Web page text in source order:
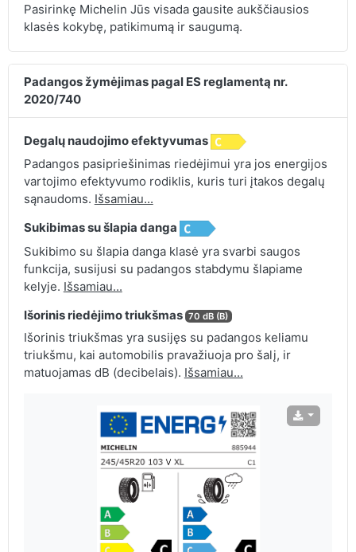
Pasirinkę Michelin Jūs visada gausite aukščiausios
klasės kokybę, patikimumą ir saugumą.
Padangos žymėjimas pagal ES reglamentą nr.
2020/740
Degalų naudojimo efektyvumas
Padangos pasipriešinimas riedėjimui yra jos energijos
vartojimo efektyvumo rodiklis, kuris turi įtakos degalų
sąnaudoms. Išsamiau...
Sukibimas su šlapia danga
Sukibimo su šlapia danga klasė yra svarbi saugos
funkcija, susijusi su padangos stabdymu šlapiame
kelyje. Išsamiau...
Išorinis riedėjimo triukšmas 70 dB (B)
Išorinis triukšmas yra susijęs su padangos keliamu
triukšmu, kai automobilis pravažiuoja pro šalį, ir
matuojamas dB (decibelais). Išsamiau...